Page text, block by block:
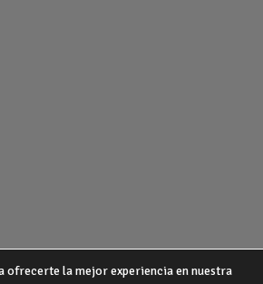
ofrecerte la mejor experiencia en nuestra